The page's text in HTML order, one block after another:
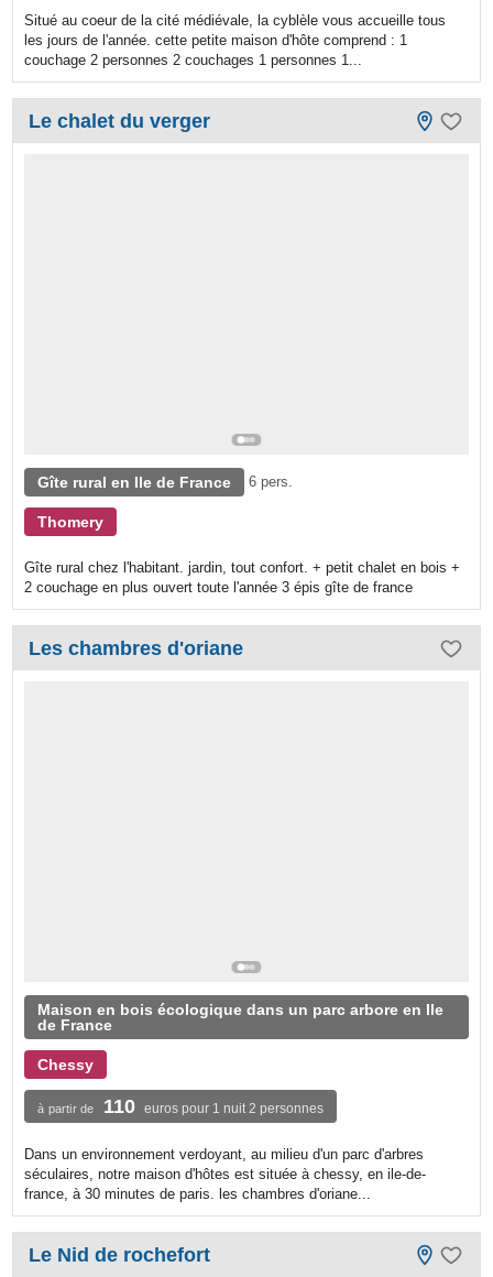
Situé au coeur de la cité médiévale, la cyblèle vous accueille tous
les jours de l'année. cette petite maison d'hôte comprend : 1
couchage 2 personnes 2 couchages 1 personnes 1...
Le chalet du verger
Gîte rural en Ile de France 6 pers.
Thomery
Gîte rural chez l'habitant. jardin, tout confort. + petit chalet en bois +
2 couchage en plus ouvert toute l'année 3 épis gîte de france
Les chambres d'oriane
Maison en bois écologique dans un parc arbore en Ile
de France
Chessy
à partir de 110 euros pour 1 nuit 2 personnes
Dans un environnement verdoyant, au milieu d'un parc d'arbres
séculaires, notre maison d'hôtes est située à chessy, en ile-de-
france, à 30 minutes de paris. les chambres d'oriane...
Le Nid de rochefort